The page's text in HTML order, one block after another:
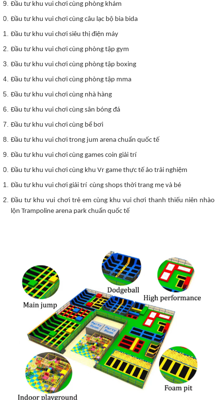
Đầu tư khu vui chơi cùng phòng khám
Đầu tư khu vui chơi cùng câu lạc bộ bia bida
Đầu tư khu vui chơi siêu thị điện máy
Đầu tư khu vui chơi cùng phòng tập gym
Đầu tư khu vui chơi cùng phòng tập boxing
Đầu tư khu vui chơi cùng phòng tập mma
Đầu tư khu vui chơi cùng nhà hàng
Đầu tư khu vui chơi cùng sân bóng đá
Đầu tư khu vui chơi cùng bể bơi
Đầu tư khu vui chơi trong jum arena chuẩn quốc tế
Đầu tư khu vui chơi cùng games coin giải trí
Đầu tư khu vui chơi cùng khu Vr game thực tế ảo trải nghiệm
Đầu tư khu vui chơi giải trí cùng shops thời trang mẹ và bé
Đầu tư khu vui chơi trẻ em cùng khu vui chơi thanh thiếu niên nhào
lộn Trampoline arena park chuẩn quốc tế